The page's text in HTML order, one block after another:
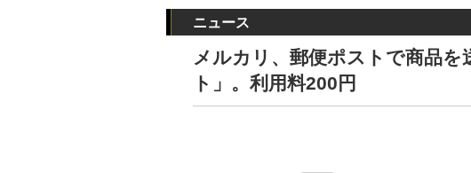
ニュース
メルカリ、郵便ポストで商品
ト」。利用料200円